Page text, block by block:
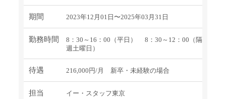
期間 2023年12月01日〜2025年03月31日
勤務時間
8：30～16：00（平日） 8：30～12：00（隔
週土曜日）
待遇 216,000円/月 新卒・未経験の場合
担当 イー・スタッフ東京